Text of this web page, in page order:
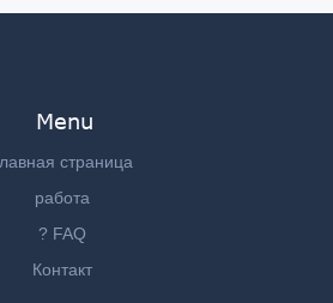
Menu
страница
работа
? FAQ
Контакт